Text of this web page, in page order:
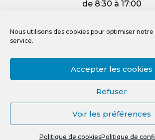
Nous utilisons des cookies pour optimiser
service.
Accepter les cookies
Refuser
Voir les préférences
Politique de cookiesPolitique de
de 8:30 à 17:00
de 8:30 à 12:00
Mentions légales
Politique de cookies (UE)
Crédit photos, vidéos et